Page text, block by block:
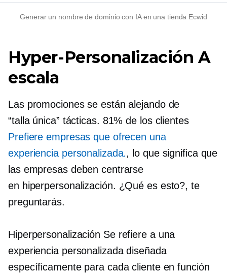
Generar un nombre de dominio con IA en una tienda Ecwid
Hyper-Personalización A
escala
Las promociones se están alejando de
“talla única” tácticas. 81% de los clientes
Prefiere empresas que ofrecen una
experiencia personalizada., lo que significa que
las empresas deben centrarse
en hiperpersonalización. ¿Qué es esto?, te
preguntarás.
Hiperpersonalización Se refiere a una
experiencia personalizada diseñada
específicamente para cada cliente en función